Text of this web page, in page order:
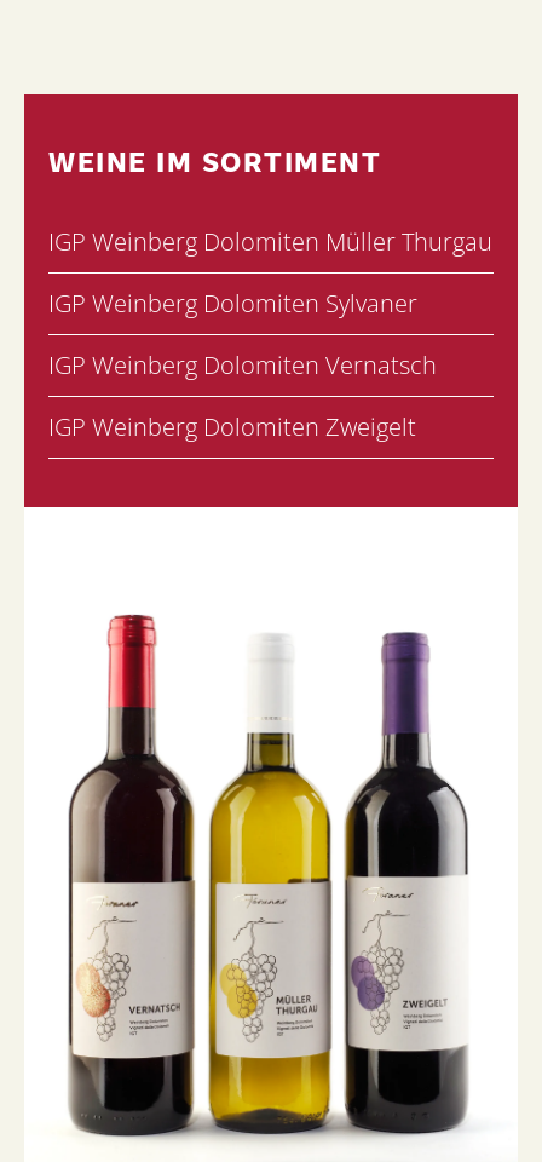
WEINE IM SORTIMENT
IGP Weinberg Dolomiten Müller Thurgau
IGP Weinberg Dolomiten Sylvaner
IGP Weinberg Dolomiten Vernatsch
IGP Weinberg Dolomiten Zweigelt